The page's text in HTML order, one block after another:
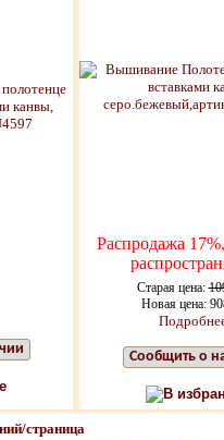
Распродажа
Старая цена:
Новая цена:
Сообщить о
В
страница